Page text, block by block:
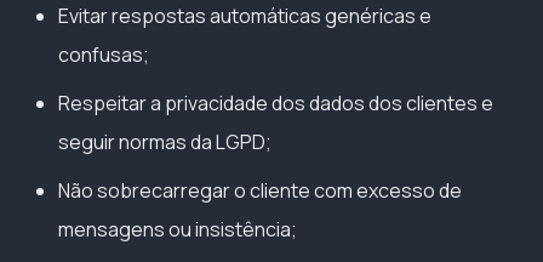
Evitar respostas automáticas genéricas e
confusas;
Respeitar a privacidade dos dados dos clientes e
seguir normas da LGPD;
Não sobrecarregar o cliente com excesso de
mensagens ou insistência;